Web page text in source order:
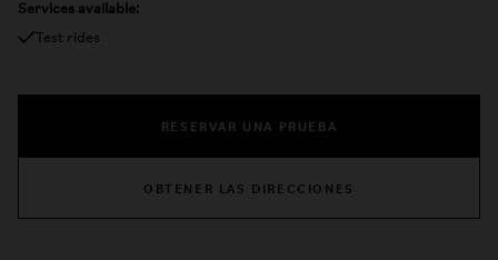
Services available:
Test rides
RESERVAR UNA PRUEBA
OBTENER LAS DIRECCIONES